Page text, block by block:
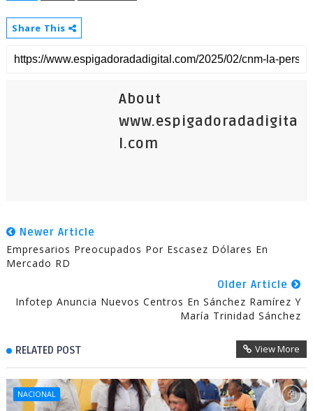
Share This
About
www.espigadoradadigita
l.com
Newer Article
Empresarios Preocupados Por Escasez Dólares En
Mercado RD
Older Article
Infotep Anuncia Nuevos Centros En Sánchez Ramírez Y
María Trinidad Sánchez
RELATED POST View More
NACIONAL